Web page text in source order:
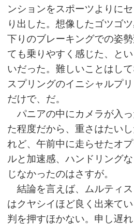
ンションをスポーツよりに
り出した。想像したゴツゴ
下りのブレーキングでの姿
ても乗りやすく感じた、と
いだった。難しいことはし
スプリングのイニシャルプ
だけで、だ。
パニアの中にカメラが入
た程度だから、重さはたい
れど、午前中に走らせたオ
ルと加速感、ハンドリング
じなかったのはさすが。
結論を言えば、ムルティス
はクヤシイほど良く出来て
判を押すほかない。申し遅れ